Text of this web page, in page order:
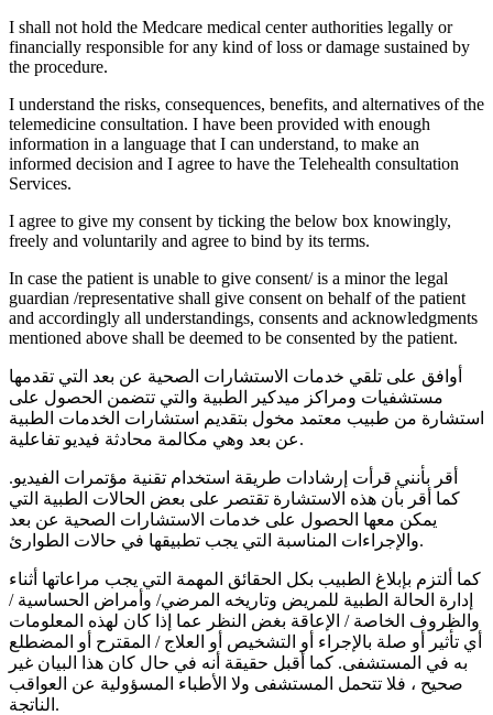
I shall not hold the Medcare medical center authorities legally or
financially responsible for any kind of loss or damage sustained by
the procedure.
I understand the risks, consequences, benefits, and alternatives of the
telemedicine consultation. I have been provided with enough
information in a language that I can understand, to make an
informed decision and I agree to have the Telehealth consultation
Services.
I agree to give my consent by ticking the below box knowingly,
freely and voluntarily and agree to bind by its terms.
In case the patient is unable to give consent/ is a minor the legal
guardian /representative shall give consent on behalf of the patient
and accordingly all understandings, consents and acknowledgments
mentioned above shall be deemed to be consented by the patient.
أوافق على تلقي خدمات الاستشارات الصحية عن بعد التي تقدمها
مستشفيات ومراكز ميدكير الطبية والتي تتضمن الحصول على
استشارة من طبيب معتمد مخول بتقديم استشارات الخدمات الطبية
عن بعد وهي مكالمة محادثة فيديو تفاعلية.
أقر بأنني قرأت إرشادات طريقة استخدام تقنية مؤتمرات الفيديو.
كما أقر بأن هذه الاستشارة تقتصر على بعض الحالات الطبية التي
يمكن معها الحصول على خدمات الاستشارات الصحية عن بعد
والإجراءات المناسبة التي يجب تطبيقها في حالات الطوارئ.
كما ألتزم بإبلاغ الطبيب بكل الحقائق المهمة التي يجب مراعاتها أثناء
إدارة الحالة الطبية للمريض وتاريخه المرضي/ وأمراض الحساسية /
والظروف الخاصة / الإعاقة بغض النظر عما إذا كان لهذه المعلومات
أي تأثير أو صلة بالإجراء أو التشخيص أو العلاج / المقترح أو المضطلع
به في المستشفى. كما أقبل حقيقة أنه في حال كان هذا البيان غير
صحيح ، فلا تتحمل المستشفى ولا الأطباء المسؤولية عن العواقب
الناتجة.